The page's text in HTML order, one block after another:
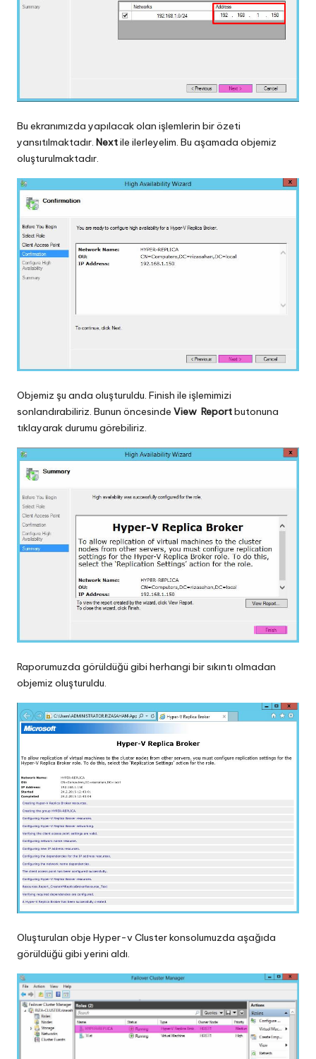
Bu ekranımızda yapılacak olan işlemlerin bir özeti
yansıtılmaktadır. Nextile ilerleyelim. Bu aşamada objemiz
oluşturulmaktadır.
Objemiz şu anda oluşturuldu. Finish ile işlemimizi
sonlandırabiliriz. Bunun öncesinde View Reportbutonuna
tıklayarak durumu görebiliriz.
Raporumuzda görüldüğü gibi herhangi bir sıkıntı olmadan
objemiz oluşturuldu.
Oluşturulan obje Hyper-v Cluster konsolumuzda aşağıda
görüldüğü gibi yerini aldı.